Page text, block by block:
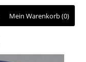
Mein Warenkorb(0)